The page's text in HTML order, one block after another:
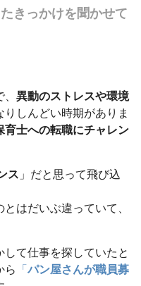
きっかけを聞かせて
異動のストレスや環境
しんどい時期がありま
育士への転職にチャレン
ス 」だと思って飛び込
はだいぶ違っていて、
て仕事を探していたと
ら 「パン屋さんが職員募